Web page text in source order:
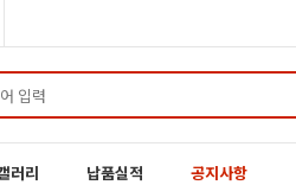
러리 납품실적 공지사항